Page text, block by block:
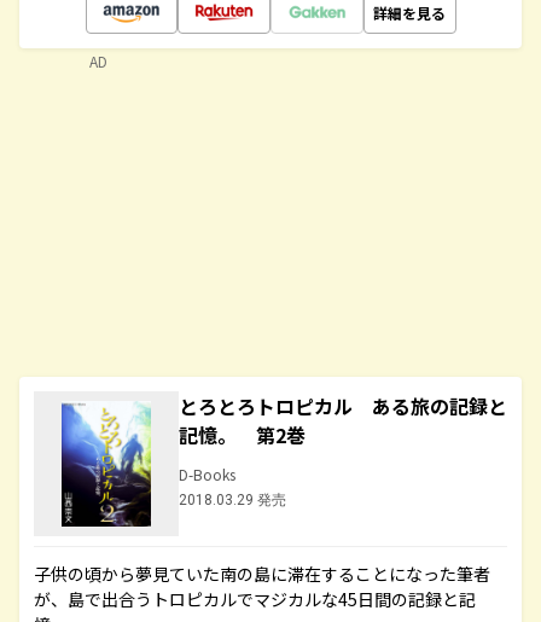
詳細を見る
とろとろトロピカル ある旅の記録と
記憶。 第2巻
D-Books
2018.03.29 発売
子供の頃から夢見ていた南の島に滞在することになった筆者
が、島で出合うトロピカルでマジカルな45日間の記録と記
AD